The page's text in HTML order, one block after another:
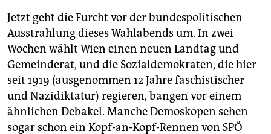
Jetzt geht die Furcht vor der bundespolitischen
Ausstrahlung dieses Wahlabends um. In zwei
Wochen wählt Wien einen neuen Landtag und
Gemeinderat, und die Sozialdemokraten, die hier
seit 1919 (ausgenommen 12 Jahre faschistischer
und Nazidiktatur) regieren, bangen vor einem
ähnlichen Debakel. Manche Demoskopen sehen
sogar schon ein Kopf-an-Kopf-Rennen von SPÖ